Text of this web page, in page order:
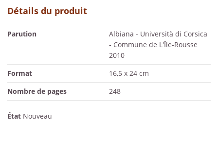
Détails du produit
Parution
Albiana - Università di Corsica
- Commune de L'Île-Rousse
2010
Format
16,5 x 24 cm
Nombre de pages
248
État Nouveau